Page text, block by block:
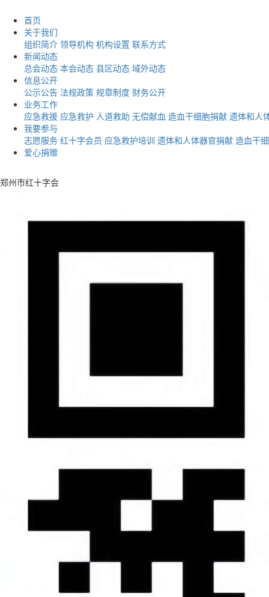
首页
关于我们
组织简介 领导机构 机构设置 联系方式
新闻动态
总会动态 本会动态 县区动态 域外动态
信息公开
公示公告 法规政策 规章制度 财务公开
业务工作
应急救援 应急救护 人道救助 无偿献血 造血干细胞捐献 遗体和人
我要参与
志愿服务 红十字会员 应急救护培训 遗体和人体器官捐献 造血干
爱心捐赠
郑州市红十字会